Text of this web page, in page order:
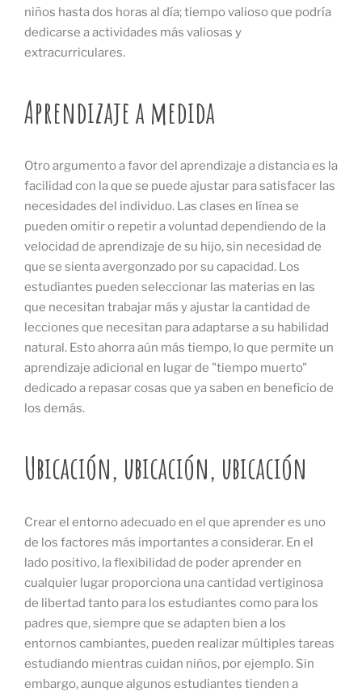
niños hasta dos horas al día; tiempo valioso que podría
dedicarse a actividades más valiosas y
extracurriculares.
Aprendizaje a medida
Otro argumento a favor del aprendizaje a distancia es la
facilidad con la que se puede ajustar para satisfacer las
necesidades del individuo. Las clases en línea se
pueden omitir o repetir a voluntad dependiendo de la
velocidad de aprendizaje de su hijo, sin necesidad de
que se sienta avergonzado por su capacidad. Los
estudiantes pueden seleccionar las materias en las
que necesitan trabajar más y ajustar la cantidad de
lecciones que necesitan para adaptarse a su habilidad
natural. Esto ahorra aún más tiempo, lo que permite un
aprendizaje adicional en lugar de "tiempo muerto"
dedicado a repasar cosas que ya saben en beneficio de
los demás.
Ubicación, ubicación, ubicación
Crear el entorno adecuado en el que aprender es uno
de los factores más importantes a considerar. En el
lado positivo, la flexibilidad de poder aprender en
cualquier lugar proporciona una cantidad vertiginosa
de libertad tanto para los estudiantes como para los
padres que, siempre que se adapten bien a los
entornos cambiantes, pueden realizar múltiples tareas
estudiando mientras cuidan niños, por ejemplo. Sin
embargo, aunque algunos estudiantes tienden a